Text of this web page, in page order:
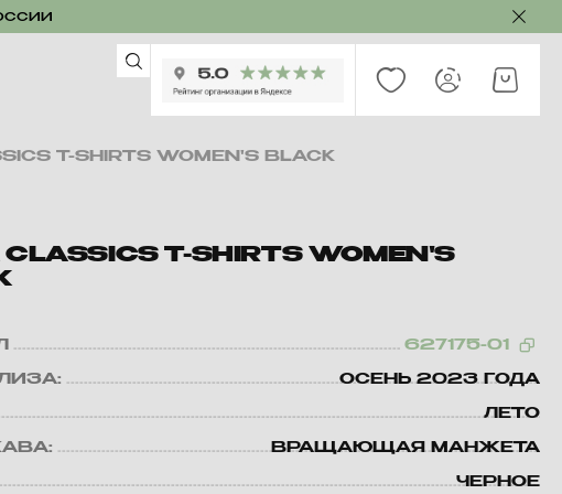
T-SHIRTS WOMEN'S BLACK
T-SHIRTS WOMEN'S
627175-01
ОСЕНЬ 2023 ГОДА
ЛЕТО
ВРАЩАЮЩАЯ МАНЖЕТА
ЧЕРНОЕ